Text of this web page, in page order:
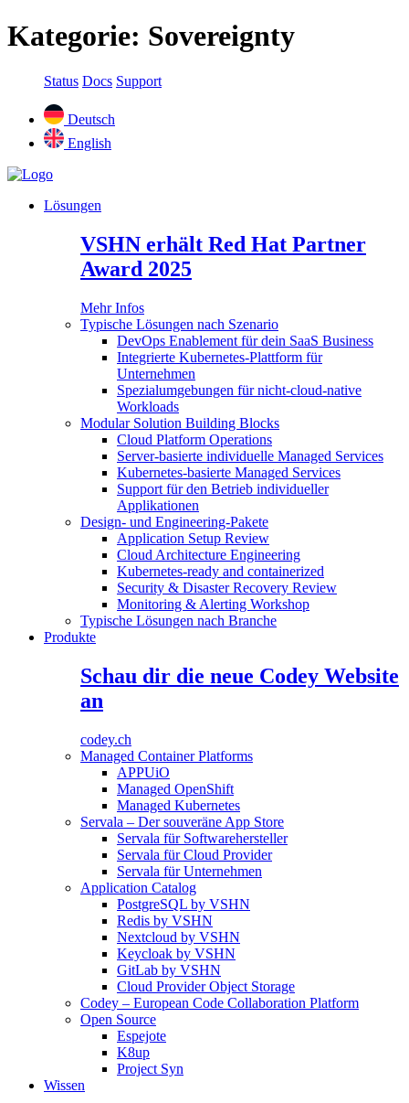
Kategorie: Sovereignty
Status Docs Support
Deutsch
English
Lösungen
VSHN erhält Red Hat Partner
Award 2025
Mehr Infos
Typische Lösungen nach Szenario
DevOps Enablement für dein SaaS Business
Integrierte Kubernetes-Plattform für
Unternehmen
Spezialumgebungen für nicht-cloud-native
Workloads
Modular Solution Building Blocks
Cloud Platform Operations
Server-basierte individuelle Managed Services
Kubernetes-basierte Managed Services
Support für den Betrieb individueller
Applikationen
Design- und Engineering-Pakete
Application Setup Review
Cloud Architecture Engineering
Kubernetes-ready and containerized
Security & Disaster Recovery Review
Monitoring & Alerting Workshop
Typische Lösungen nach Branche
Produkte
Schau dir die neue Codey Website
an
codey.ch
Managed Container Platforms
APPUiO
Managed OpenShift
Managed Kubernetes
Servala – Der souveräne App Store
Servala für Softwarehersteller
Servala für Cloud Provider
Servala für Unternehmen
Application Catalog
PostgreSQL by VSHN
Redis by VSHN
Nextcloud by VSHN
Keycloak by VSHN
GitLab by VSHN
Cloud Provider Object Storage
Codey – European Code Collaboration Platform
Open Source
Espejote
K8up
Project Syn
Wissen